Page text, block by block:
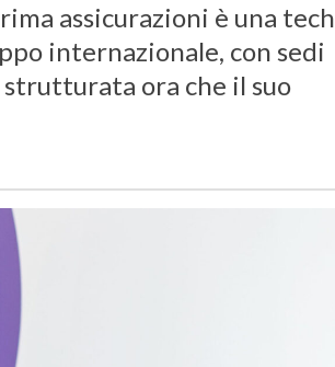
assicurazioni è una tech
internazionale, con sedi
strutturata ora che il suo